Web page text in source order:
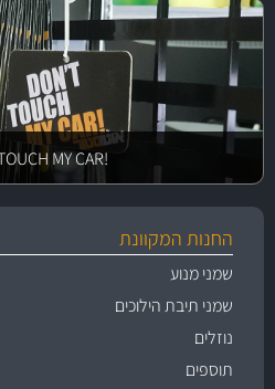
!DON'T TOUCH MY CAR
החנות המקוונת
שמני מנוע
שמני תיבת הילוכים
נוזלים
תוספים